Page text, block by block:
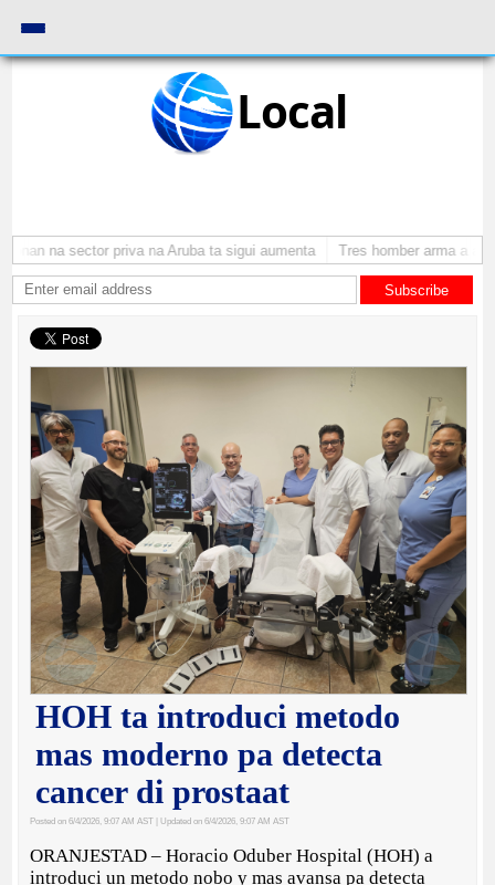
Local
na sector priva na Aruba ta sigui aumenta Tres homber arma a
Subscribe
HOH ta introduci metodo
mas moderno pa detecta
cancer di prostaat
Posted on 6/4/2026, 9:07 AM AST | Updated on 6/4/2026, 9:07 AM AST
ORANJESTAD – Horacio Oduber Hospital (HOH) a
introduci un metodo nobo y mas avansa pa detecta